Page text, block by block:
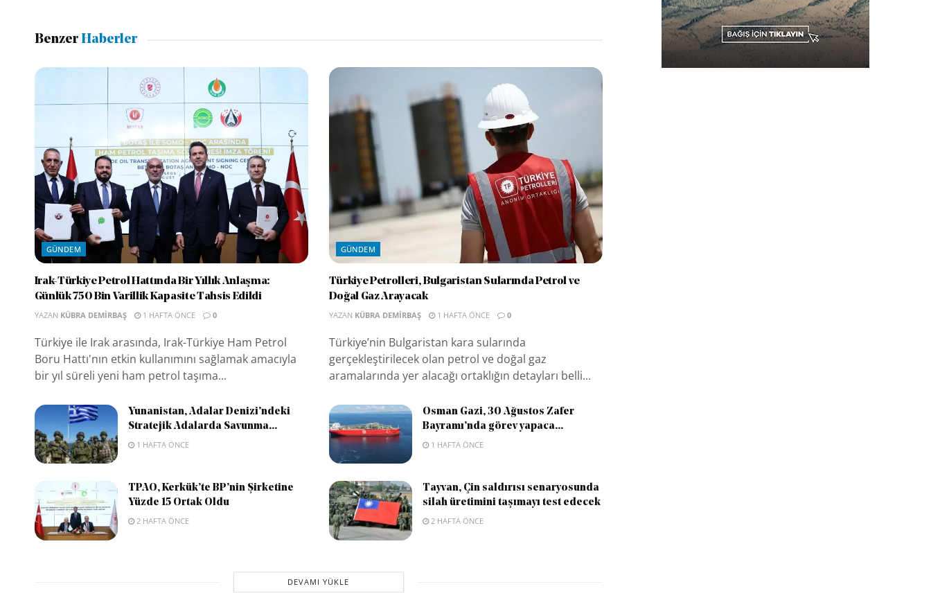
BenzerHaberler
GÜNDEM
Irak-Türkiye Petrol Hattında Bir Yıllık Anlaşma:
Günlük 750 Bin Varillik Kapasite Tahsis Edildi
YAZAN KÜBRA DEMIRBAŞ 1 HAFTA ÖNCE 0
Türkiye ile Irak arasında, Irak-Türkiye Ham Petrol
Boru Hattı'nın etkin kullanımını sağlamak amacıyla
bir yıl süreli yeni ham petrol taşıma...
GÜNDEM
Türkiye Petrolleri, Bulgaristan Sularında Petrol ve
Doğal Gaz Arayacak
YAZAN KÜBRA DEMIRBAŞ 1 HAFTA ÖNCE 0
Türkiye’nin Bulgaristan kara sularında
gerçekleştirilecek olan petrol ve doğal gaz
aramalarında yer alacağı ortaklığın detayları belli...
Yunanistan, Adalar Denizi’ndeki
Stratejik Adalarda Savunma...
1 HAFTA ÖNCE
Osman Gazi, 30 Ağustos Zafer
Bayramı’nda görev yapaca...
1 HAFTA ÖNCE
TPAO, Kerkük’te BP’nin Şirketine
Yüzde 15 Ortak Oldu
2 HAFTA ÖNCE
Tayvan, Çin saldırısı senaryosunda
silah üretimini taşımayı test edecek
2 HAFTA ÖNCE
DEVAMI YÜKLE